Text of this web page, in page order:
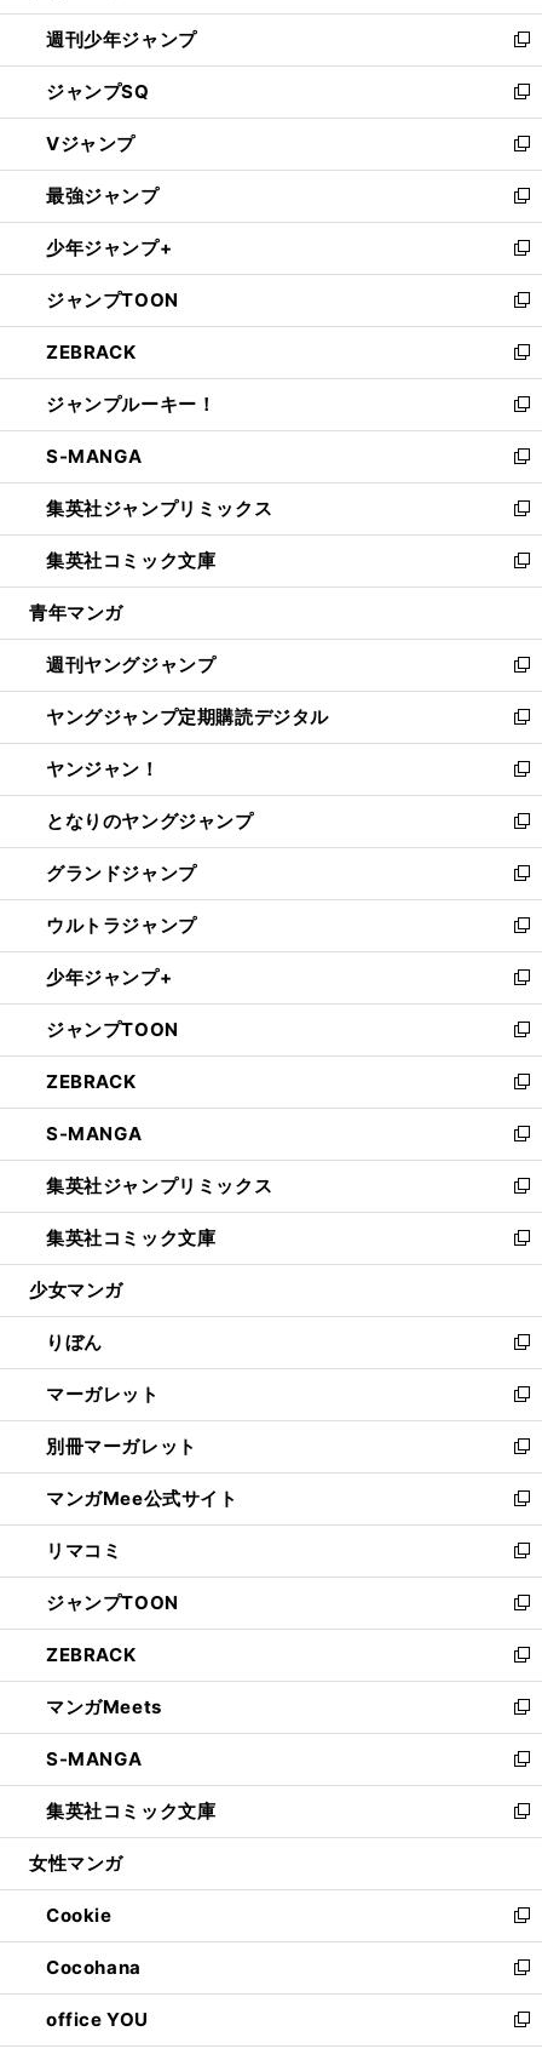
開
く
週刊少年ジャンプ
新
し
い
ウ
ィ
ン
ド
ウ
で
開
く
ジャンプSQ
新
し
い
ウ
ィ
ン
ド
ウ
で
開
く
Vジャンプ
新
し
い
ウ
ィ
ン
ド
ウ
で
開
く
最強ジャンプ
新
し
い
ウ
ィ
ン
ド
ウ
で
開
く
少年ジャンプ+
新
し
い
ウ
ィ
ン
ド
ウ
で
開
く
ジャンプTOON
新
し
い
ウ
ィ
ン
ド
ウ
で
開
く
ZEBRACK
新
し
い
ウ
ィ
ン
ド
ウ
で
開
ジャンプルーキー！
新
し
い
ウ
ィ
ン
ド
ウ
開
く
S-MANGA
新
し
い
ウ
ィ
ン
ウ
で
開
く
集英社ジャンプリミックス
新
し
い
ウ
ン
ド
ウ
で
開
く
集英社コミック文庫
新
し
ウ
ィ
ン
ド
ウ
で
開
く
青年マンガ
週刊ヤングジャンプ
新
し
い
ウ
ィ
ン
ド
ウ
で
開
く
ヤングジャンプ定期購読デジタル
新
し
い
ウ
ィ
ン
ド
ウ
で
開
く
ヤンジャン！
新
し
い
ウ
ィ
ン
ド
ウ
で
開
く
となりのヤングジャンプ
新
し
い
ウ
ィ
ン
ド
ウ
で
開
く
グランドジャンプ
新
し
い
ウ
ィ
ン
ド
ウ
で
開
く
ウルトラジャンプ
新
し
い
ウ
ィ
ン
ド
ウ
で
開
く
少年ジャンプ+
新
し
い
ウ
ィ
ン
ド
ウ
で
開
く
ジャンプTOON
新
し
い
ウ
ィ
ン
ド
ウ
で
開
ZEBRACK
新
し
い
ウ
ィ
ン
ド
ウ
開
く
S-MANGA
新
し
い
ウ
ィ
ン
ウ
で
開
く
集英社ジャンプリミックス
新
し
い
ウ
ン
ド
ウ
で
開
く
集英社コミック文庫
新
し
ウ
ィ
ン
ド
ウ
で
開
く
少女マンガ
りぼん
新
し
い
ウ
ィ
ン
ド
ウ
で
開
く
マーガレット
新
し
い
ウ
ィ
ン
ド
ウ
で
開
く
別冊マーガレット
新
し
い
ウ
ィ
ン
ド
ウ
で
開
く
マンガMee公式サイト
新
し
い
ウ
ィ
ン
ド
ウ
で
開
く
リマコミ
新
し
い
ウ
ィ
ン
ド
ウ
で
開
く
ジャンプTOON
新
し
い
ウ
ィ
ン
ド
ウ
で
開
ZEBRACK
新
し
い
ウ
ィ
ン
ド
ウ
開
く
マンガMeets
新
し
い
ウ
ィ
ン
ウ
で
開
く
S-MANGA
新
し
い
ウ
ン
ド
ウ
で
開
く
集英社コミック文庫
新
し
ウ
ィ
ン
ド
ウ
で
開
女性マンガ
Cookie
新
し
い
ウ
ィ
ン
Cocohana
新
し
い
ウ
office YOU
新
し